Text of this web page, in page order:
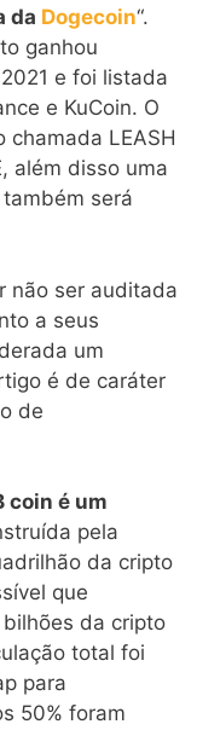
da Dogecoin“.
ganhou
e foi listada
e KuCoin. O
LEASH
além disso uma
será
não ser auditada
a seus
um
é de caráter
de
coin é um
pela
da cripto
que
da cripto
total foi
para
50% foram